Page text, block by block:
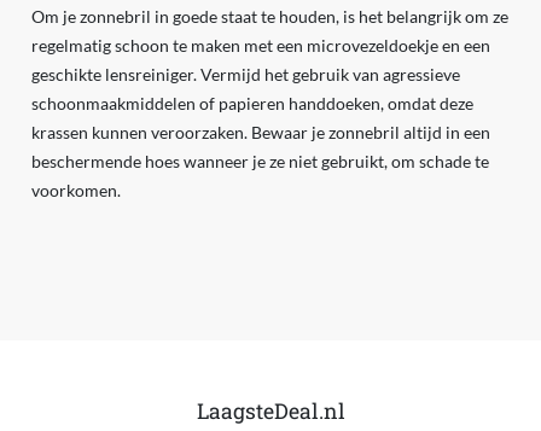
Om je zonnebril in goede staat te houden, is het belangrijk om ze
regelmatig schoon te maken met een microvezeldoekje en een
geschikte lensreiniger. Vermijd het gebruik van agressieve
schoonmaakmiddelen of papieren handdoeken, omdat deze
krassen kunnen veroorzaken. Bewaar je zonnebril altijd in een
beschermende hoes wanneer je ze niet gebruikt, om schade te
voorkomen.
LaagsteDeal.nl